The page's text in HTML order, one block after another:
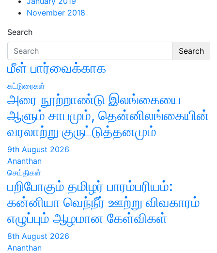
November 2018
Search
Search
மீள் பார்வைக்காக
கட்டுரைகள்
அரை நூற்றாண்டு இலங்கையை
ஆளும் சாபமும், தென்னிலங்கையின்
வரலாற்று குருட்டுத்தனமும்
9th August 2026
Ananthan
செய்திகள்
பறிபோகும் தமிழர் பாரம்பரியம்:
கன்னியா வெந்நீர் ஊற்று விவகாரம்
எழுப்பும் ஆழமான கேள்விகள்
8th August 2026
Ananthan